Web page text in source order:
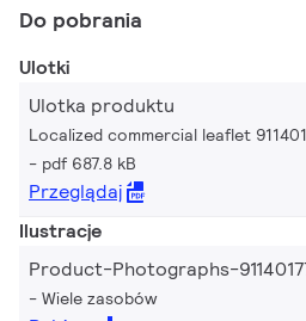
Do pobrania
Ulotki
Ulotka produktu
Localized commercial leaflet
pdf 687.8 kB
Przeglądaj
Ilustracje
Product-Photographs-
Wiele zasobów